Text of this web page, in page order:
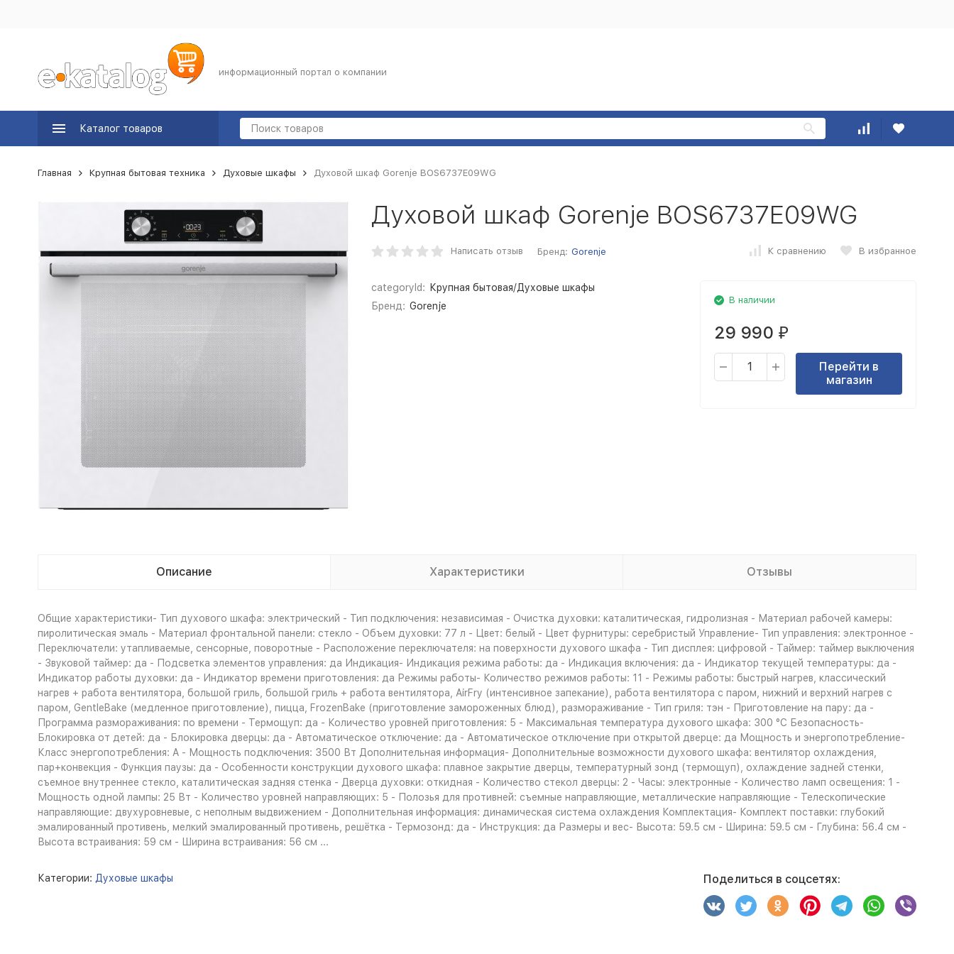
информационный портал о компании
Каталог товаров
Главная Крупная бытовая техника Духовые шкафы Духовой шкаф Gorenje BOS6737E09WG
Духовой шкаф Gorenje BOS6737E09WG
Написать отзыв Бренд: Gorenje К сравнению В избранное
categoryId:
Крупная бытовая/Духовые шкафы
Бренд: Gorenje
В наличии
29 990 ₽
Перейти в
магазин
Описание Характеристики Отзывы
Общие характеристики- Тип духового шкафа: электрический - Тип подключения: независимая - Очистка духовки: каталитическая, гидролизная - Материал рабочей камеры:
пиролитическая эмаль - Материал фронтальной панели: стекло - Объем духовки: 77 л - Цвет: белый - Цвет фурнитуры: серебристый Управление- Тип управления: электронное -
Переключатели: утапливаемые, сенсорные, поворотные - Расположение переключателя: на поверхности духового шкафа - Тип дисплея: цифровой - Таймер: таймер выключения
- Звуковой таймер: да - Подсветка элементов управления: да Индикация- Индикация режима работы: да - Индикация включения: да - Индикатор текущей температуры: да -
Индикатор работы духовки: да - Индикатор времени приготовления: да Режимы работы- Количество режимов работы: 11 - Режимы работы: быстрый нагрев, классический
нагрев + работа вентилятора, большой гриль, большой гриль + работа вентилятора, AirFry (интенсивное запекание), работа вентилятора с паром, нижний и верхний нагрев с
паром, GentleBake (медленное приготовление), пицца, FrozenBake (приготовление замороженных блюд), размораживание - Тип гриля: тэн - Приготовление на пару: да -
Программа размораживания: по времени - Термощуп: да - Количество уровней приготовления: 5 - Максимальная температура духового шкафа: 300 °С Безопасность-
Блокировка от детей: да - Блокировка дверцы: да - Автоматическое отключение: да - Автоматическое отключение при открытой дверце: да Мощность и энергопотребление-
Класс энергопотребления: A - Мощность подключения: 3500 Вт Дополнительная информация- Дополнительные возможности духового шкафа: вентилятор охлаждения,
пар+конвекция - Функция паузы: да - Особенности конструкции духового шкафа: плавное закрытие дверцы, температурный зонд (термощуп), охлаждение задней стенки,
съемное внутреннее стекло, каталитическая задняя стенка - Дверца духовки: откидная - Количество стекол дверцы: 2 - Часы: электронные - Количество ламп освещения: 1 -
Мощность одной лампы: 25 Вт - Количество уровней направляющих: 5 - Полозья для противней: съемные направляющие, металлические направляющие - Телескопические
направляющие: двухуровневые, с неполным выдвижением - Дополнительная информация: динамическая система охлаждения Комплектация- Комплект поставки: глубокий
эмалированный противень, мелкий эмалированный противень, решётка - Термозонд: да - Инструкция: да Размеры и вес- Высота: 59.5 см - Ширина: 59.5 см - Глубина: 56.4 см -
Высота встраивания: 59 см - Ширина встраивания: 56 см ...
Категории: Духовые шкафы Поделиться в соцсетях: